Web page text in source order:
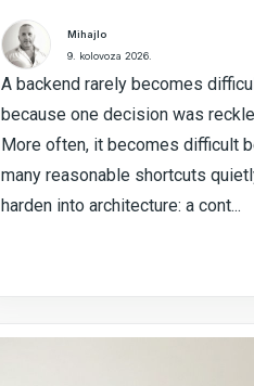
Mihajlo
9. kolovoza 2026.
A backend rarely becomes
because one decision was
More often, it becomes difficult
many reasonable shortcuts
harden into architecture: a cont...